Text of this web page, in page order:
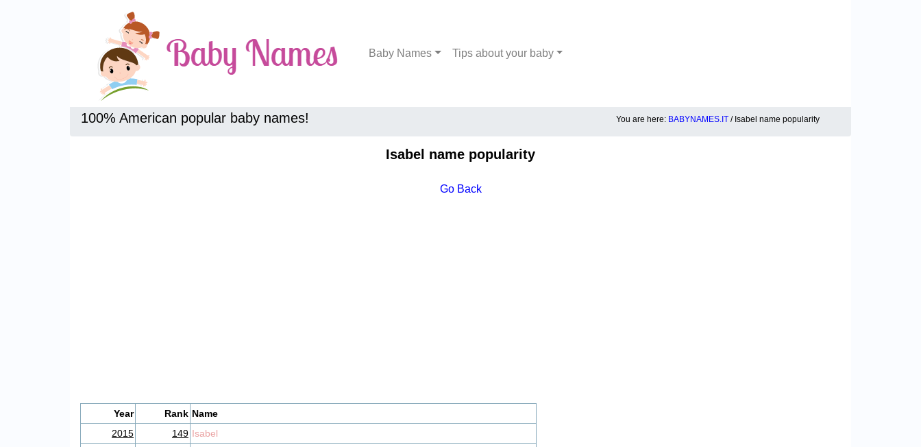
Baby Names Tips about your baby
100% American popular baby names! You are here: BABYNAMES.IT / Isabel name popularity
Isabel name popularity
Go Back
Year Rank Name
2015
149 Isabel